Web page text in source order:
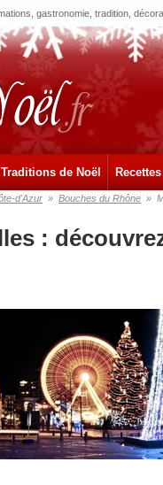
gastronomie, tradition,
Traditions de Noël
d'Azur » Bouches du Rhône »
: